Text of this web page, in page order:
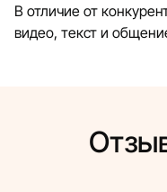
В отличие от
видео, текст и